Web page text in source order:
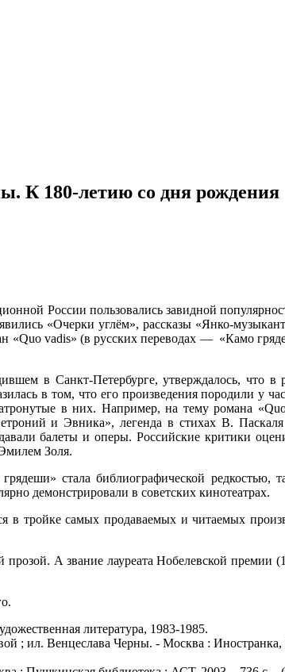
К 180-летию со дня рождения
России пользовались завидной
«Очерки углём», рассказы «Янко-
«Quo vadis» (в русских переводах — «Камо
в Санкт-Петербурге, утверждалось, что в
в том, что его произведения породили у
в них. Например, на тему романа
и Эвника», легенда в стихах В.
балеты и оперы. Российские критики
Золя.
стала библиографической редкостью,
демонстрировали в советских кинотеатрах.
тройке самых продаваемых и читаемых
А звание лауреата Нобелевской премии
литература, 1983-1985.
; ил. Венцеслава Черны. - Москва :